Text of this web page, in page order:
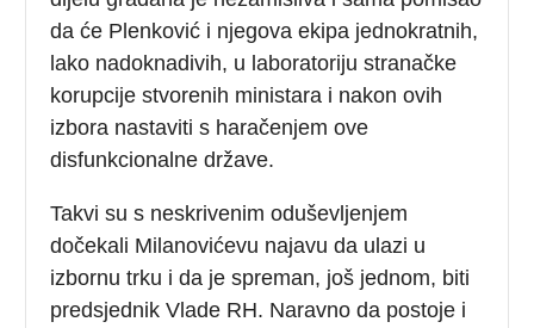
da će Plenković i njegova ekipa jednokratnih,
lako nadoknadivih, u laboratoriju stranačke
korupcije stvorenih ministara i nakon ovih
izbora nastaviti s haračenjem ove
disfunkcionalne države.
Takvi su s neskrivenim oduševljenjem
dočekali Milanovićevu najavu da ulazi u
izbornu trku i da je spreman, još jednom, biti
predsjednik Vlade RH. Naravno da postoje i